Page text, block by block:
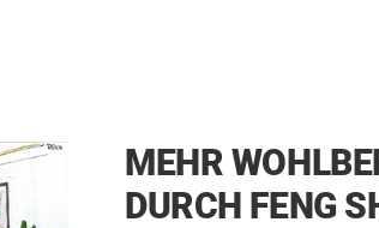
MEHR
DURCH FENG